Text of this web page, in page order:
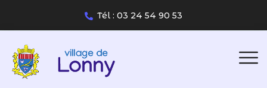
Tél : 03 24 54 90 53